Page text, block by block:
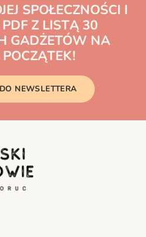
SPOŁECZNOŚCI I
Z LISTĄ 30
GADŻETÓW NA
NEWSLETTERA